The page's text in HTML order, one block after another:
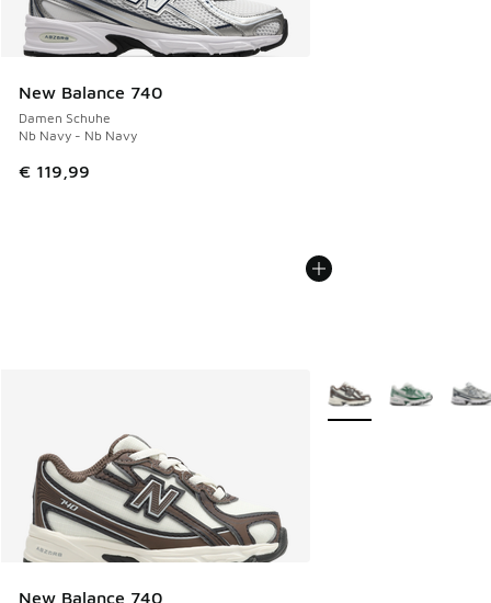
New Balance 740
Damen Schuhe
Nb Navy - Nb Navy
€ 119,99
New Balance 740
Weitere Farben